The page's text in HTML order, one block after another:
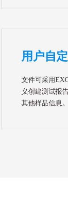
用户自
文件可采用
义创建测试报
其他样品信息。